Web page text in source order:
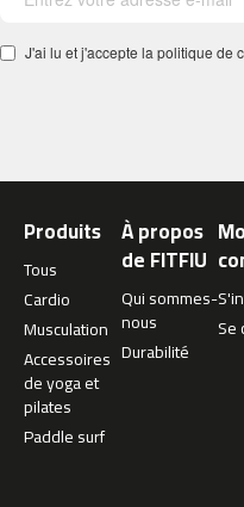
p
5
s
-
b
s
p
-
1
J'ai lu et j'accepte la politique de
Produits
Tous
Cardio
Musculation
Accessoires
de yoga et
pilates
Paddle surf
À propos
de FITFIU
Qui sommes-
nous
Durabilité